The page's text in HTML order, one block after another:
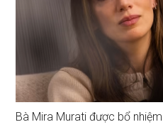
Bà Mira Murati được bổ